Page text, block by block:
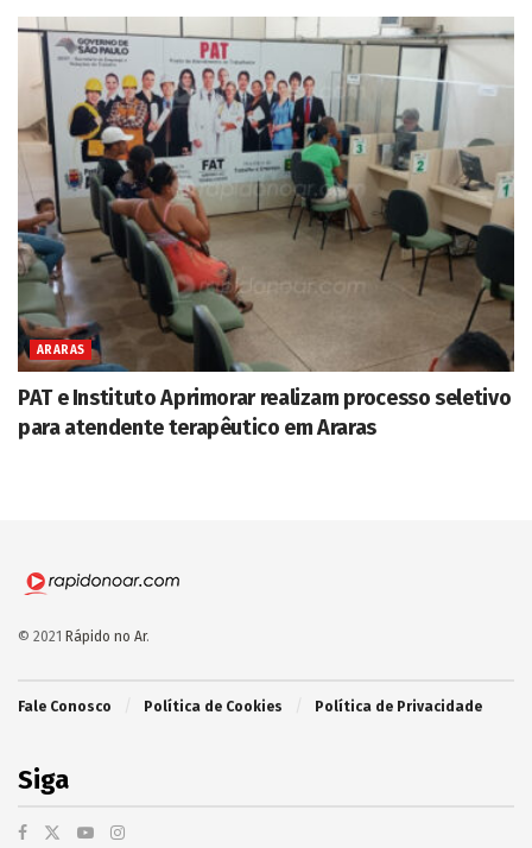
ARARAS
PAT e Instituto Aprimorar realizam processo seletivo
para atendente terapêutico em Araras
© 2021 Rápido no Ar.
Fale Conosco Política de Cookies Política de Privacidade
Siga